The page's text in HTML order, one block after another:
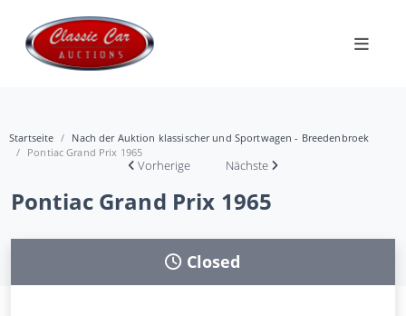
Startseite
Nach der Auktion klassischer und Sportwagen - Breedenbroek
Pontiac Grand Prix 1965
Vorherige Nächste
Pontiac Grand Prix 1965
Closed